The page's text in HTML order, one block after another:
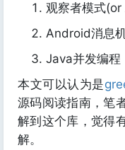
观察者模式
Android消息
Java并发编程
本文可以认为是
源码阅读指南，笔
解到这个库，觉得
解。